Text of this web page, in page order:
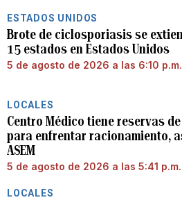
ESTADOS UNIDOS
Brote de ciclosporiasis se
15 estados en Estados Unidos
5 de agosto de 2026 a las 6:10 p.m.
LOCALES
Centro Médico tiene reservas
para enfrentar racionamiento,
ASEM
5 de agosto de 2026 a las 5:41 p.m.
LOCALES